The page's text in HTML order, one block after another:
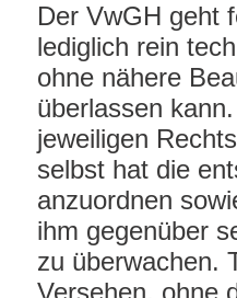
Der VwGH geht
lediglich rein
ohne nähere
überlassen
jeweiligen
selbst hat die
anzuordnen
ihm gegenüber
zu überwachen.